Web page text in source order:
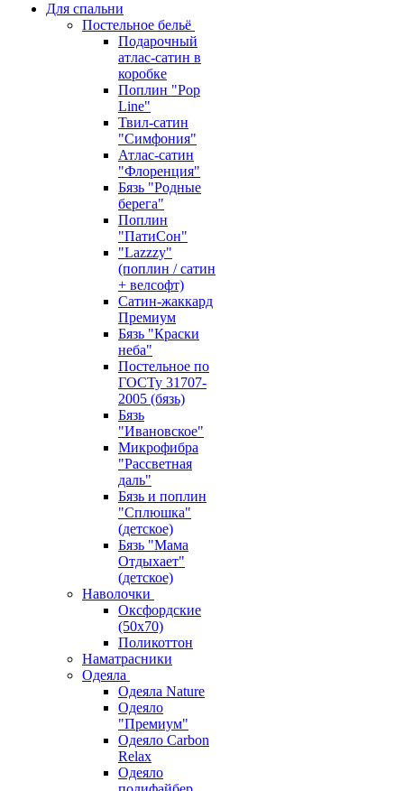
Для спальни
Постельное бельё
Подарочный
атлас-сатин в
коробке
Поплин "Pop
Line"
Твил-сатин
"Симфония"
Атлас-сатин
"Флоренция"
Бязь "Родные
берега"
Поплин
"ПатиСон"
"Lazzzy"
(поплин / сатин
+ велсофт)
Сатин-жаккард
Премиум
Бязь "Краски
неба"
Постельное по
ГОСТу 31707-
2005 (бязь)
Бязь
"Ивановское"
Микрофибра
"Рассветная
даль"
Бязь и поплин
"Сплюшка"
(детское)
Бязь "Мама
Отдыхает"
(детское)
Наволочки
Оксфордские
(50х70)
Поликоттон
Наматрасники
Одеяла
Одеяла Nature
Одеяло
"Премиум"
Одеяло Carbon
Relax
Одеяло